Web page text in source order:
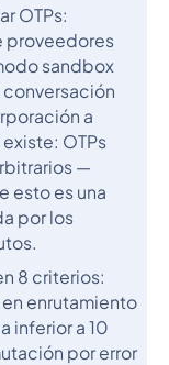
OTPs:
proveedores
sandbox
conversación
a
OTPs
—
esto es una
por los
8 criterios:
enrutamiento
inferior a 10
por error